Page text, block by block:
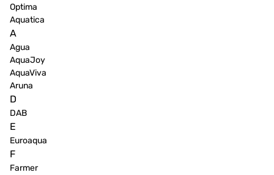
Optima
Aquatica
A
Agua
AquaJoy
AquaViva
Aruna
D
DAB
E
Euroaqua
F
Farmer